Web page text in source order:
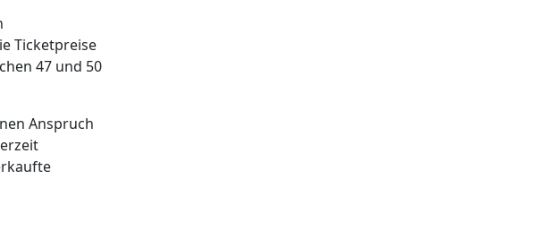
Ticketpreise
47 und 50
Anspruch